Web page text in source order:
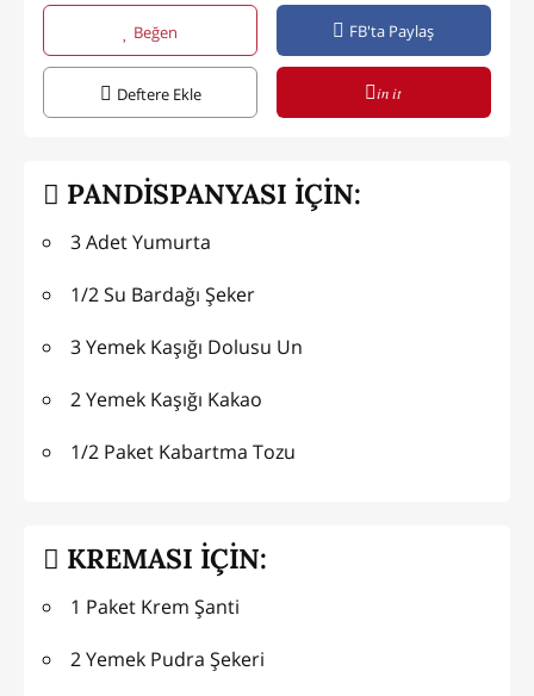
Beğen FB'ta Paylaş
Deftere Ekle in it
PANDİSPANYASI İÇİN:
3 Adet Yumurta
1/2 Su Bardağı Şeker
3 Yemek Kaşığı Dolusu Un
2 Yemek Kaşığı Kakao
1/2 Paket Kabartma Tozu
KREMASI İÇİN:
1 Paket Krem Şanti
2 Yemek Pudra Şekeri